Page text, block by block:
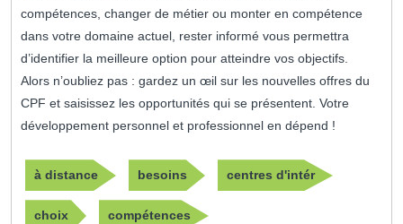
compétences, changer de métier ou monter en compétence
dans votre domaine actuel, rester informé vous permettra
d’identifier la meilleure option pour atteindre vos objectifs.
Alors n’oubliez pas : gardez un œil sur les nouvelles offres du
CPF et saisissez les opportunités qui se présentent. Votre
développement personnel et professionnel en dépend !
à distance besoins centres d'intér
choix compétences